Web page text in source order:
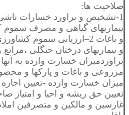
صلاحیت ها:
1-تشخیص و براورد خسارات
بیماریهای گیاهی و مصرف سموم
و بیماریهای درختان جنگلی
مزروعی و باغات و پارکها و
میزان خسارت وارده -تعيين
تعيين حق ريشه و احيا و امتياز
غارسين و مالكين و متصرفين